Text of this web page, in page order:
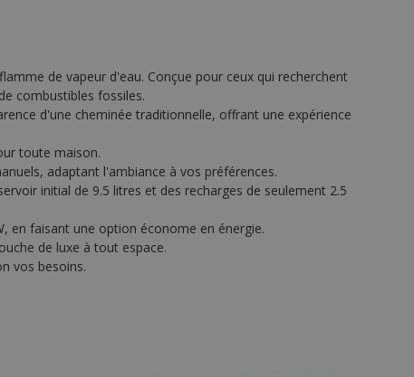
de vapeur d'eau. Conçue pour ceux qui recherchent
combustibles fossiles.
d'une cheminée traditionnelle, offrant une expérience
toute maison.
adaptant l'ambiance à vos préférences.
initial de 9.5 litres et des recharges de seulement 2.5
en faisant une option économe en énergie.
de luxe à tout espace.
vos besoins.